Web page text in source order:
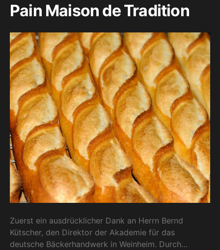
Pain Maison de Tradition
Zuerst ein ausdrücklicher Dank an Herrn Bernd
Kütscher, den Direktor der Akademie für das
deutsche Bäckerhandwerk in Weinheim. Durch…